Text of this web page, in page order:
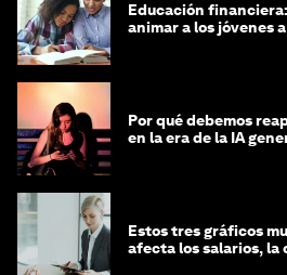
Educación
animar a los jóvenes
Por qué debemos
en la era de la IA
Estos tres gráficos
afecta los salarios, la